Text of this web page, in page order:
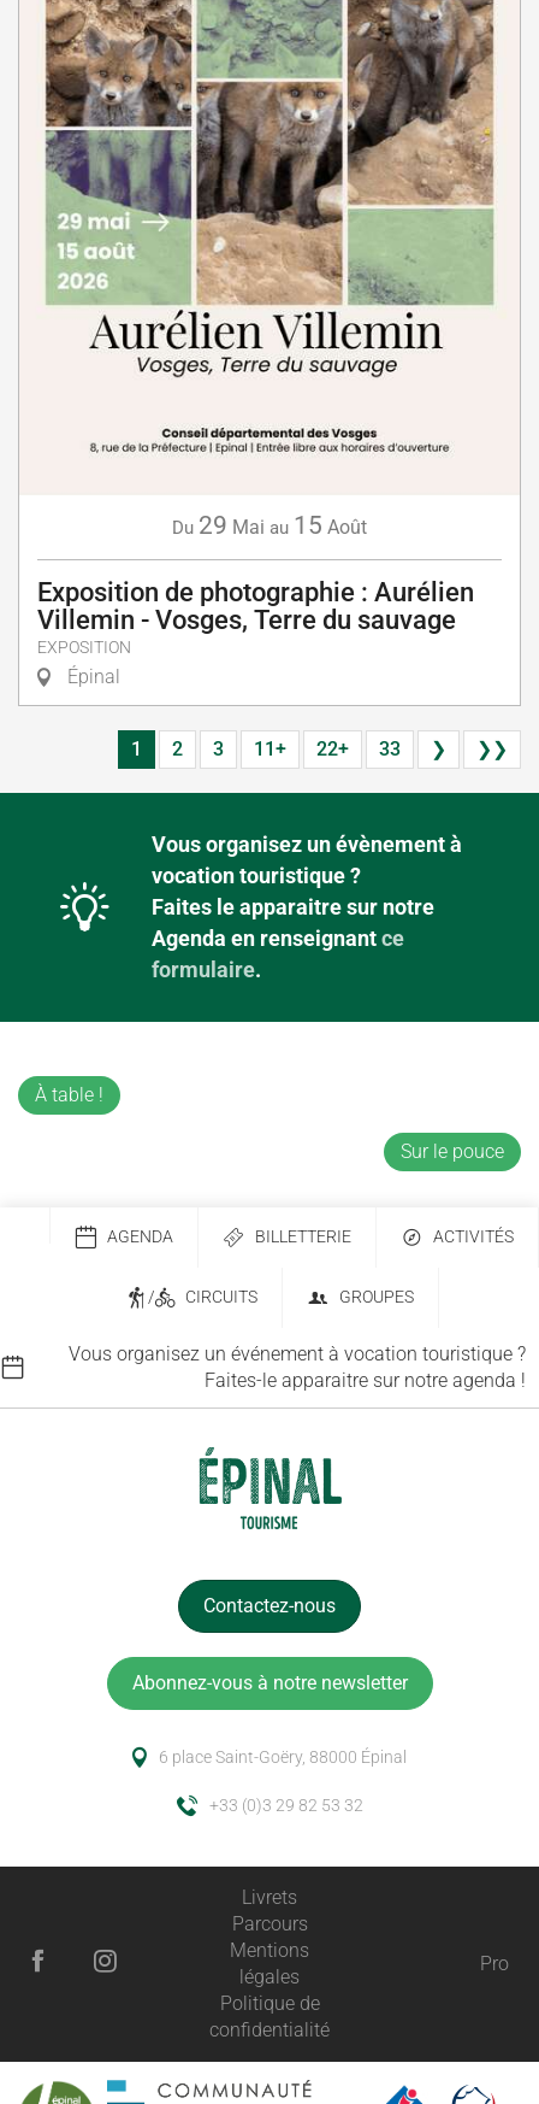
Du 29 Mai au 15 Août
Exposition de photographie : Aurélien
Villemin - Vosges, Terre du sauvage
EXPOSITION
Épinal
1 2 3 11+ 22+ 33 ❯ ❯❯
Vous organisez un évènement à
vocation touristique ?
Faites le apparaitre sur notre
Agenda en renseignantce
formulaire.
À table !
Sur le pouce
AGENDA BILLETTERIE ACTIVITÉS
/ CIRCUITS GROUPES
Vous organisez un événement à vocation touristique ?
Faites-le apparaitre sur notre agenda !
Contactez-nous
Abonnez-vous à notre newsletter
6 place Saint-Goëry, 88000 Épinal
+33 (0)3 29 82 53 32
Livrets
Parcours
Mentions
légales
Politique de
confidentialité
Pro